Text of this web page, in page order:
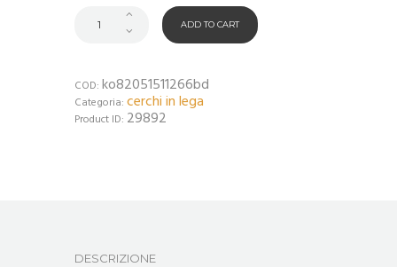
ADD TO CART
COD: ko82051511266bd
Categoria: cerchi in lega
Product ID: 29892
DESCRIZIONE